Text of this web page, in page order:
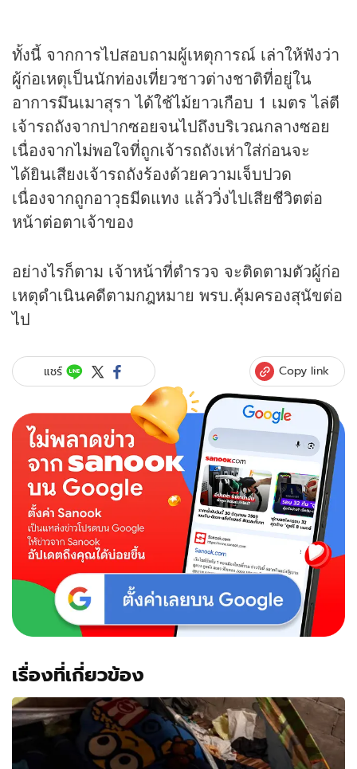
ทั้งนี้ จากการไปสอบถามผู้เหตุการณ์ เล่าให้ฟังว่า
ผู้ก่อเหตุเป็นนักท่องเที่ยวชาวต่างชาติที่อยู่ใน
อาการมึนเมาสุรา ได้ใช้ไม้ยาวเกือบ 1 เมตร ไล่ตี
เจ้ารถถังจากปากซอยจนไปถึงบริเวณกลางซอย
เนื่องจากไม่พอใจที่ถูกเจ้ารถถังเห่าใส่ก่อนจะ
ได้ยินเสียงเจ้ารถถังร้องด้วยความเจ็บปวด
เนื่องจากถูกอาวุธมีดแทง แล้ววิ่งไปเสียชีวิตต่อ
หน้าต่อตาเจ้าของ
อย่างไรก็ตาม เจ้าหน้าที่ตำรวจ จะติดตามตัวผู้ก่อ
เหตุดำเนินคดีตามกฎหมาย พรบ.คุ้มครองสุนัขต่อ
ไป
แชร์ Copy link
เรื่องที่เกี่ยวข้อง